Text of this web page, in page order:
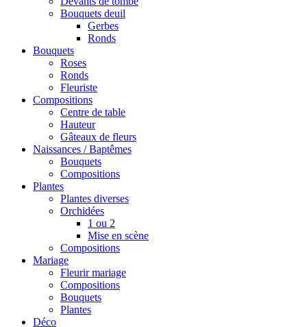
Bouquets deuil
Gerbes
Ronds
Bouquets
Roses
Ronds
Fleuriste
Compositions
Centre de table
Hauteur
Gâteaux de fleurs
Naissances / Baptêmes
Bouquets
Compositions
Plantes
Plantes diverses
Orchidées
1 ou 2
Mise en scène
Compositions
Mariage
Fleurir mariage
Compositions
Bouquets
Plantes
Déco